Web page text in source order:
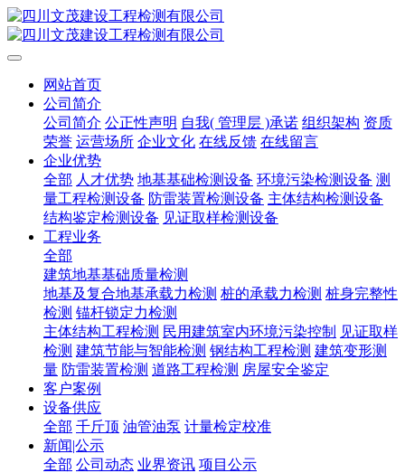
网站首页
公司简介
公司简介 公正性声明 自我( 管理层 )承诺 组织架构 资质
荣誉 运营场所 企业文化 在线反馈 在线留言
企业优势
全部 人才优势 地基基础检测设备 环境污染检测设备 测
量工程检测设备 防雷装置检测设备 主体结构检测设备
结构鉴定检测设备 见证取样检测设备
工程业务
全部
建筑地基基础质量检测
地基及复合地基承载力检测 桩的承载力检测 桩身完整性
检测 锚杆锁定力检测
主体结构工程检测 民用建筑室内环境污染控制
见证取样
检测 建筑节能与智能检测 钢结构工程检测 建筑变形测
量 防雷装置检测 道路工程检测 房屋安全鉴定
客户案例
设备供应
全部 千斤顶 油管油泵 计量检定校准
新闻|公示
全部 公司动态 业界资讯 项目公示